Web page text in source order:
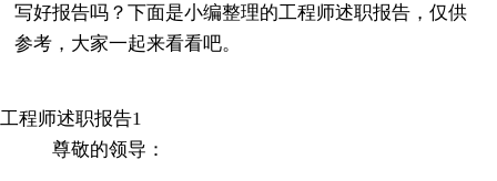
写好报告吗？下面是小编整理的工程师述职报告，仅供
参考，大家一起来看看吧。
工程师述职报告1
尊敬的领导：